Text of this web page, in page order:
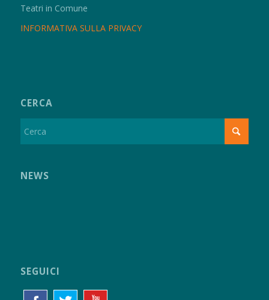
Teatri in Comune
INFORMATIVA SULLA PRIVACY
CERCA
NEWS
SEGUICI